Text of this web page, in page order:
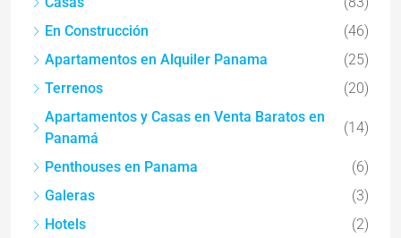
En Construcción
(46)
Apartamentos en Alquiler Panama
(25)
Terrenos
(20)
Apartamentos y Casas en Venta Baratos en
Panamá
(14)
Penthouses en Panama
(6)
Galeras
(3)
Hotels
(2)